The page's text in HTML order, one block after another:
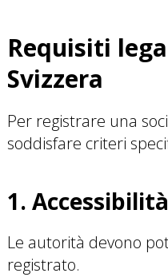
Requisiti
Svizzera
Per registrare una
soddisfare criteri
1.
Le autorità devono
registrato.